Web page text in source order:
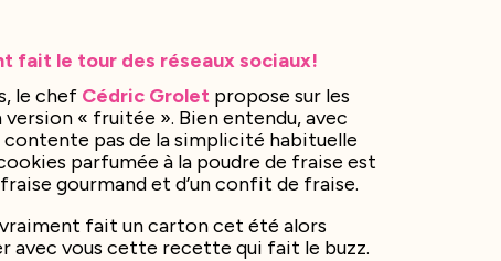
fait le tour des réseaux sociaux!
le chef Cédric Grolet propose sur les
version « fruitée ». Bien entendu, avec
pas de la simplicité habituelle
parfumée à la poudre de fraise est
gourmand et d’un confit de fraise.
fait un carton cet été alors
avec vous cette recette qui fait le buzz.